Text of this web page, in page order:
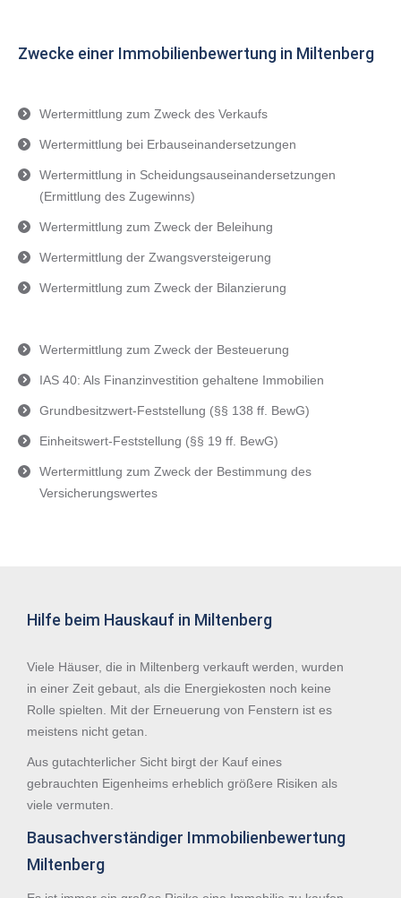
Zwecke einer Immobilienbewertung in Miltenberg
Wertermittlung zum Zweck des Verkaufs
Wertermittlung bei Erbauseinandersetzungen
Wertermittlung in Scheidungsauseinandersetzungen
(Ermittlung des Zugewinns)
Wertermittlung zum Zweck der Beleihung
Wertermittlung der Zwangsversteigerung
Wertermittlung zum Zweck der Bilanzierung
Wertermittlung zum Zweck der Besteuerung
IAS 40: Als Finanzinvestition gehaltene Immobilien
Grundbesitzwert-Feststellung (§§ 138 ff. BewG)
Einheitswert-Feststellung (§§ 19 ff. BewG)
Wertermittlung zum Zweck der Bestimmung des
Versicherungswertes
Hilfe beim Hauskauf in Miltenberg
Viele Häuser, die in Miltenberg verkauft werden, wurden
in einer Zeit gebaut, als die Energiekosten noch keine
Rolle spielten. Mit der Erneuerung von Fenstern ist es
meistens nicht getan.
Aus gutachterlicher Sicht birgt der Kauf eines
gebrauchten Eigenheims erheblich größere Risiken als
viele vermuten.
Bausachverständiger Immobilienbewertung
Miltenberg